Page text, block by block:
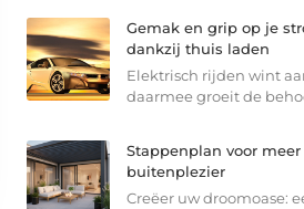
Gemak en grip op je
dankzij thuis laden
Elektrisch rijden wint
daarmee groeit de
Stappenplan voor
buitenplezier
Creëer uw droomoase: